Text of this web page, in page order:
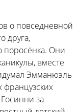
о повседневной
друга,
поросёнка. Они
вместе
Эмманюэль
французских
за